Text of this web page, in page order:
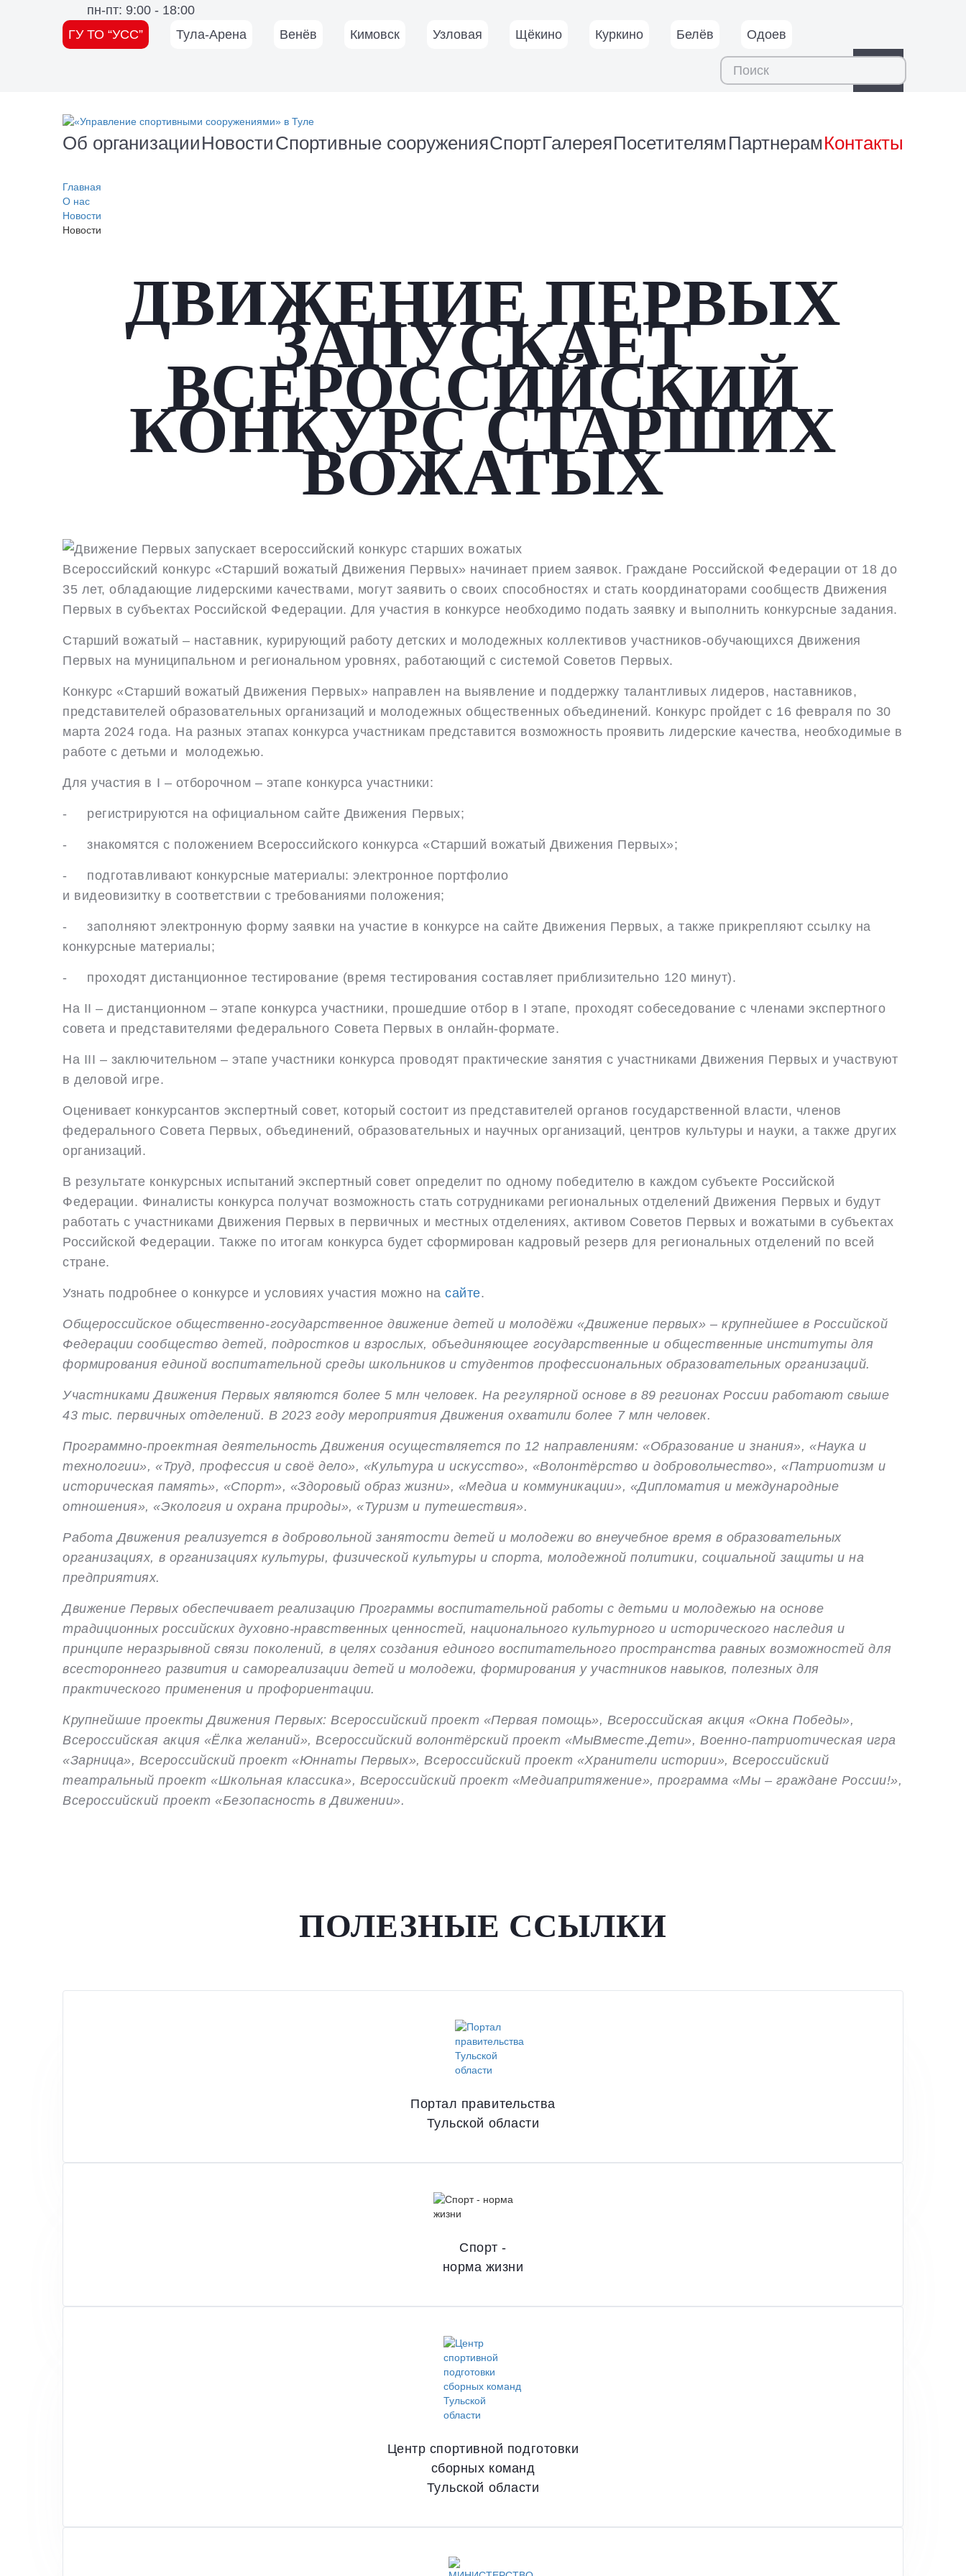
пн-пт: 9:00 - 18:00
ГУ ТО “УСС”
Тула-Арена Венёв Кимовск Узловая Щёкино Куркино Белёв Одоев
Об организацииНовостиСпортивные сооруженияСпортГалереяПосетителям ПартнерамКонтакты
Главная
О нас
Новости
Новости
ДВИЖЕНИЕ ПЕРВЫХ
ЗАПУСКАЕТ
ВСЕРОССИЙСКИЙ
КОНКУРС СТАРШИХ
ВОЖАТЫХ
Всероссийский конкурс «Старший вожатый Движения Первых» начинает прием заявок. Граждане Российской Федерации от 18 до
35 лет, обладающие лидерскими качествами, могут заявить о своих способностях и стать координаторами сообществ Движения
Первых в субъектах Российской Федерации. Для участия в конкурсе необходимо подать заявку и выполнить конкурсные задания.
Старший вожатый – наставник, курирующий работу детских и молодежных коллективов участников-обучающихся Движения
Первых на муниципальном и региональном уровнях, работающий с системой Советов Первых.
Конкурс «Старший вожатый Движения Первых» направлен на выявление и поддержку талантливых лидеров, наставников,
представителей образовательных организаций и молодежных общественных объединений. Конкурс пройдет с 16 февраля по 30
марта 2024 года. На разных этапах конкурса участникам представится возможность проявить лидерские качества, необходимые в
работе с детьми и молодежью.
Для участия в I – отборочном – этапе конкурса участники:
- регистрируются на официальном сайте Движения Первых;
- знакомятся с положением Всероссийского конкурса «Старший вожатый Движения Первых»;
- подготавливают конкурсные материалы: электронное портфолио
и видеовизитку в соответствии с требованиями положения;
- заполняют электронную форму заявки на участие в конкурсе на сайте Движения Первых, а также прикрепляют ссылку на
конкурсные материалы;
- проходят дистанционное тестирование (время тестирования составляет приблизительно 120 минут).
На II – дистанционном – этапе конкурса участники, прошедшие отбор в I этапе, проходят собеседование с членами экспертного
совета и представителями федерального Совета Первых в онлайн-формате.
На III – заключительном – этапе участники конкурса проводят практические занятия с участниками Движения Первых и участвуют
в деловой игре.
Оценивает конкурсантов экспертный совет, который состоит из представителей органов государственной власти, членов
федерального Совета Первых, объединений, образовательных и научных организаций, центров культуры и науки, а также других
организаций.
В результате конкурсных испытаний экспертный совет определит по одному победителю в каждом субъекте Российской
Федерации. Финалисты конкурса получат возможность стать сотрудниками региональных отделений Движения Первых и будут
работать с участниками Движения Первых в первичных и местных отделениях, активом Советов Первых и вожатыми в субъектах
Российской Федерации. Также по итогам конкурса будет сформирован кадровый резерв для региональных отделений по всей
стране.
Узнать подробнее о конкурсе и условиях участия можно насайте.
Общероссийское общественно-государственное движение детейи молодёжи «Движение первых» – крупнейшее в Российской
Федерации сообщество детей, подростков и взрослых, объединяющее государственные и общественные институты для
формирования единой воспитательной среды школьников и студентов профессиональных образовательных организаций.
Участниками Движения Первых являются более 5 млн человек. На регулярной основе в 89 регионах России работают свыше
43 тыс. первичных отделений. В 2023 году мероприятия Движения охватили более 7 млн человек.
Программно-проектная деятельность Движения осуществляется по 12 направлениям: «Образование и знания», «Наука и
технологии», «Труд, профессия и своё дело», «Культура и искусство», «Волонтёрство и добровольчество», «Патриотизм и
историческая память», «Спорт», «Здоровый образ жизни», «Медиа и коммуникации», «Дипломатия и международные
отношения», «Экология и охрана природы», «Туризм и путешествия».
Работа Движения реализуется в добровольной занятости детей и молодежи во внеучебное время в образовательных
организациях, в организациях культуры, физической культуры и спорта, молодежной политики, социальной защиты и на
предприятиях.
Движение Первых обеспечивает реализацию Программы воспитательной работы с детьми и молодежью на основе
традиционных российских духовно-нравственных ценностей, национального культурногои исторического наследия и
принципе неразрывной связи поколений, в целях создания единого воспитательного пространства равных возможностей для
всестороннего развития и самореализации детей и молодежи, формирования у участников навыков, полезных для
практического применения и профориентации.
Крупнейшие проекты Движения Первых: Всероссийский проект «Первая помощь», Всероссийская акция «Окна Победы»,
Всероссийская акция «Ёлка желаний», Всероссийский волонтёрский проект «МыВместе.Дети», Военно-патриотическая игра
«Зарница», Всероссийский проект «Юннаты Первых», Всероссийский проект «Хранители истории», Всероссийский
театральный проект «Школьная классика», Всероссийский проект «Медиапритяжение», программа «Мы – граждане России!»,
Всероссийский проект «Безопасность в Движении».
ПОЛЕЗНЫЕ ССЫЛКИ
Портал правительства
Тульской области
Спорт -
норма жизни
Центр спортивной подготовки
сборных команд
Тульской области